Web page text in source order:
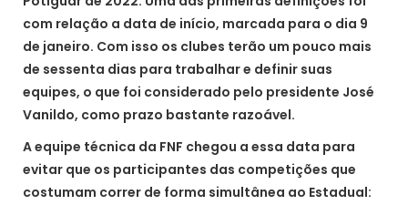
com relação a data de início, marcada para o dia 9
de janeiro. Com isso os clubes terão um pouco mais
de sessenta dias para trabalhar e definir suas
equipes, o que foi considerado pelo presidente José
Vanildo, como prazo bastante razoável.
A equipe técnica da FNF chegou a essa data para
evitar que os participantes das competições que
costumam correr de forma simultânea ao Estadual: